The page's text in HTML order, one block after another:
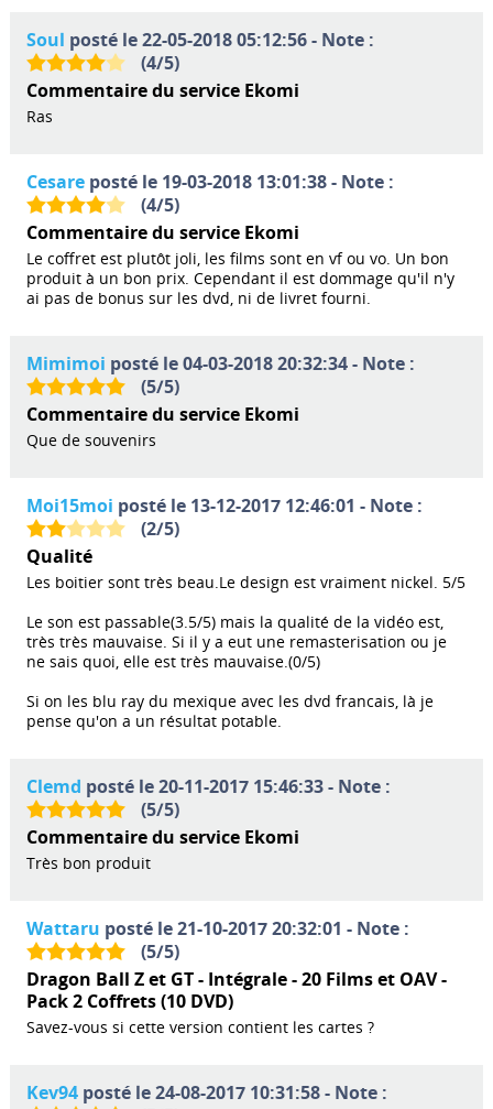
Soul posté le 22-05-2018 05:12:56 - Note :
(4/5)
Commentaire du service Ekomi
Ras
Cesareposté le 19-03-2018 13:01:38 - Note :
(4/5)
Commentaire du service Ekomi
Le coffret est plutôt joli, les films sont en vf ou vo. Un bon
produit à un bon prix. Cependant il est dommage qu'il n'y
ai pas de bonus sur les dvd, ni de livret fourni.
Mimimoi posté le 04-03-2018 20:32:34 - Note :
(5/5)
Commentaire du service Ekomi
Que de souvenirs
Moi15moi posté le 13-12-2017 12:46:01 - Note :
(2/5)
Qualité
Les boitier sont très beau.Le design est vraiment nickel. 5/5
Le son est passable(3.5/5) mais la qualité de la vidéo est,
très très mauvaise. Si il y a eut une remasterisation ou je
ne sais quoi, elle est très mauvaise.(0/5)
Si on les blu ray du mexique avec les dvd francais, là je
pense qu'on a un résultat potable.
Clemd posté le 20-11-2017 15:46:33 - Note :
(5/5)
Commentaire du service Ekomi
Très bon produit
Wattaru posté le 21-10-2017 20:32:01 - Note :
(5/5)
Dragon Ball Z et GT - Intégrale - 20 Films et OAV -
Pack 2 Coffrets (10 DVD)
Savez-vous si cette version contient les cartes ?
Kev94posté le 24-08-2017 10:31:58 - Note :